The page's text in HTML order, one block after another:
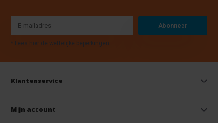
Abonneer
* Lees hier de wettelijke beperkingen
Klantenservice
Mijn account